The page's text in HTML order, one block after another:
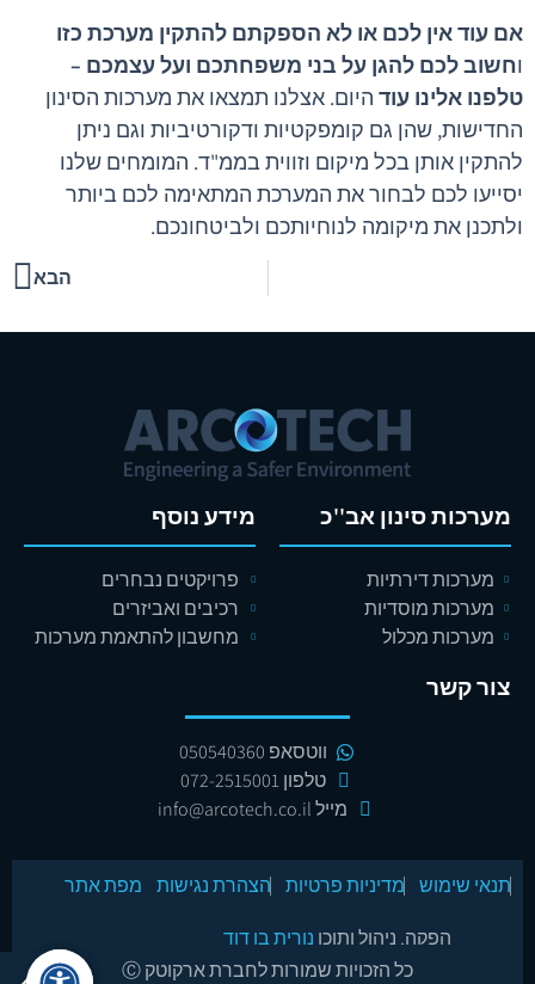
אם עוד אין לכם או לא הספקתם להתקין מערכת כזו
וחשוב לכם להגן על בני משפחתכם ועל עצמכם –
טלפנו אלינו עוד היום. אצלנו תמצאו את מערכות הסינון
החדישות, שהן גם קומפקטיות ודקורטיביות וגם ניתן
להתקין אותן בכל מיקום וזווית בממ"ד. המומחים שלנו
יסייעו לכם לבחור את המערכת המתאימה לכם ביותר
ולתכנן את מיקומה לנוחיותכם ולביטחונכם.
הבא
מערכות סינון אב''כ
מערכות דירתיות
מערכות מוסדיות
מערכות מכלול
מידע נוסף
פרויקטים נבחרים
רכיבים ואביזרים
מחשבון להתאמת מערכות
צור קשר
ווטסאפ 050540360
טלפון 072-2515001
מייל info@arcotech.co.il
תנאי שימוש מדיניות פרטיות הצהרת נגישות מפת אתר
הפקה, ניהול ותוכן נורית בן דוד
כל הזכויות שמורות לחברת ארקוטק Ⓒ